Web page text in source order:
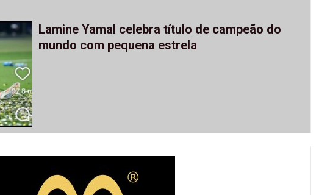
Lamine Yamal celebra título de campeão do
mundo com pequena estrela